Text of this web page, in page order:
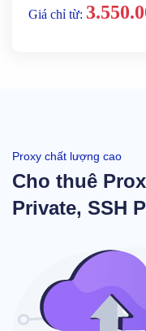
Giá chỉ từ:
Proxy chất lượng cao
Cho thuê
Private, SSH